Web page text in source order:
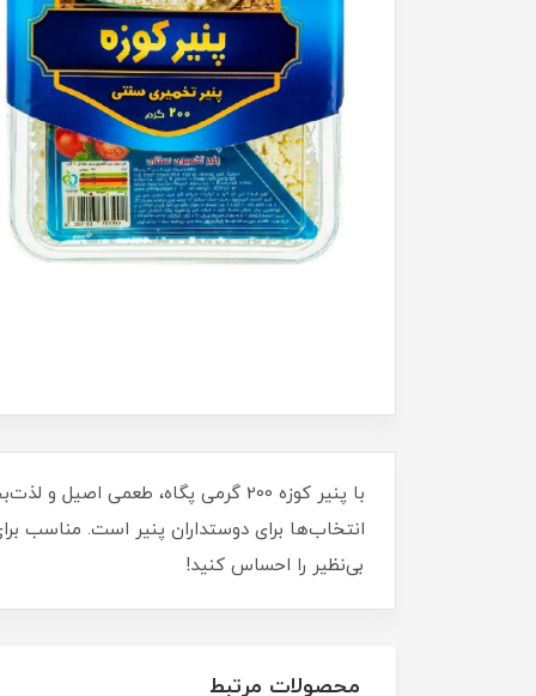
با پنیر کوزه 200 گرمی پگاه،
انتخاب‌ها برای دوستداران پنیر است. مناسب
بی‌نظیر را احساس کنید!
محصولات مرتبط